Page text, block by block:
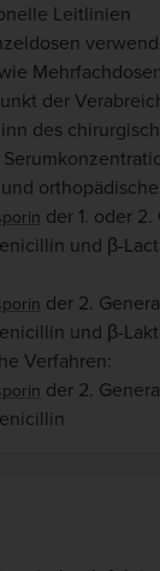
Leitlinien
der
des
der 1. oder
und β-
der 2.
und β-
Verfahren:
der 2.